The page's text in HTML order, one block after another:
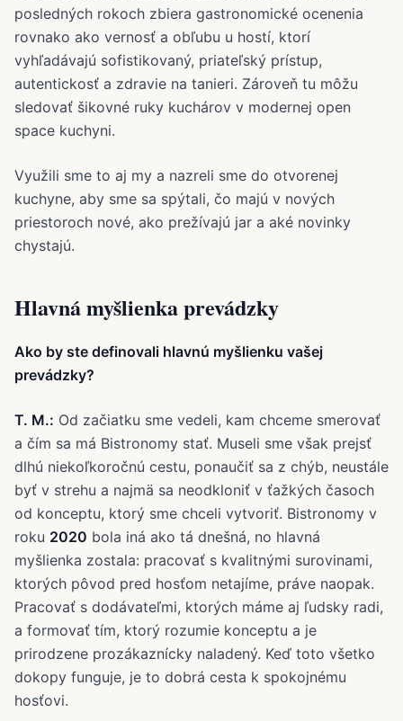
posledných rokoch zbiera gastronomické ocenenia
rovnako ako vernosť a obľubu u hostí, ktorí
vyhľadávajú sofistikovaný, priateľský prístup,
autentickosť a zdravie na tanieri. Zároveň tu môžu
sledovať šikovné ruky kuchárov v modernej open
space kuchyni.
Využili sme to aj my a nazreli sme do otvorenej
kuchyne, aby sme sa spýtali, čo majú v nových
priestoroch nové, ako prežívajú jar a aké novinky
chystajú.
Hlavná myšlienka prevádzky
Ako by ste definovali hlavnú myšlienku vašej
prevádzky?
T. M.: Od začiatku sme vedeli, kam chceme smerovať
a čím sa má Bistronomy stať. Museli sme však prejsť
dlhú niekoľkoročnú cestu, ponaučiť sa z chýb, neustále
byť v strehu a najmä sa neodkloniť v ťažkých časoch
od konceptu, ktorý sme chceli vytvoriť. Bistronomy v
roku 2020 bola iná ako tá dnešná, no hlavná
myšlienka zostala: pracovať s kvalitnými surovinami,
ktorých pôvod pred hosťom netajíme, práve naopak.
Pracovať s dodávateľmi, ktorých máme aj ľudsky radi,
a formovať tím, ktorý rozumie konceptu a je
prirodzene prozákaznícky naladený. Keď toto všetko
dokopy funguje, je to dobrá cesta k spokojnému
hosťovi.